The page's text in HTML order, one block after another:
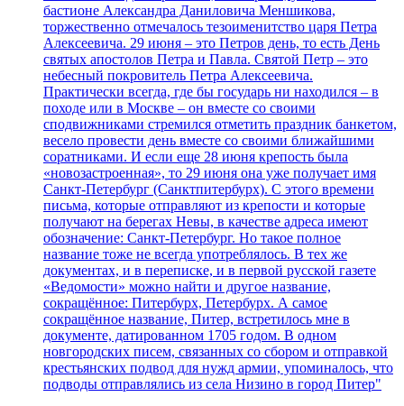
бастионе Александра Даниловича Меншикова,
торжественно отмечалось тезоименитство царя Петра
Алексеевича. 29 июня – это Петров день, то есть День
святых апостолов Петра и Павла. Святой Петр – это
небесный покровитель Петра Алексеевича.
Практически всегда, где бы государь ни находился – в
походе или в Москве – он вместе со своими
сподвижниками стремился отметить праздник банкетом,
весело провести день вместе со своими ближайшими
соратниками. И если еще 28 июня крепость была
«новозастроенная», то 29 июня она уже получает имя
Санкт-Петербург (Санктпитербурх). С этого времени
письма, которые отправляют из крепости и которые
получают на берегах Невы, в качестве адреса имеют
обозначение: Санкт-Петербург. Но такое полное
название тоже не всегда употреблялось. В тех же
документах, и в переписке, и в первой русской газете
«Ведомости» можно найти и другое название,
сокращённое: Питербурх, Петербурх. А самое
сокращённое название, Питер, встретилось мне в
документе, датированном 1705 годом. В одном
новгородских писем, связанных со сбором и отправкой
крестьянских подвод для нужд армии, упоминалось, что
подводы отправлялись из села Низино в город Питер"